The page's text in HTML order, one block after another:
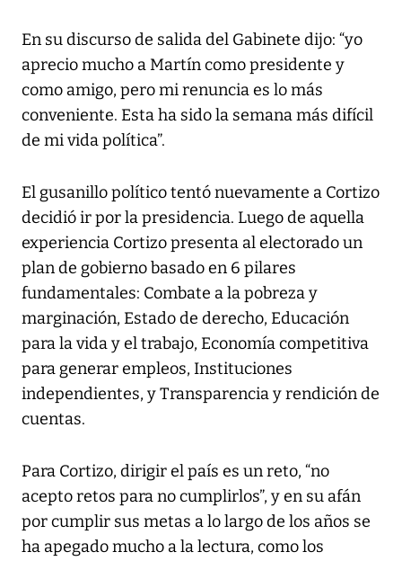
En su discurso de salida del Gabinete dijo: “yo
aprecio mucho a Martín como presidente y
como amigo, pero mi renuncia es lo más
conveniente. Esta ha sido la semana más difícil
de mi vida política”.
El gusanillo político tentó nuevamente a Cortizo
decidió ir por la presidencia. Luego de aquella
experiencia Cortizo presenta al electorado un
plan de gobierno basado en 6 pilares
fundamentales: Combate a la pobreza y
marginación, Estado de derecho, Educación
para la vida y el trabajo, Economía competitiva
para generar empleos, Instituciones
independientes, y Transparencia y rendición de
cuentas.
Para Cortizo, dirigir el país es un reto, “no
acepto retos para no cumplirlos”, y en su afán
por cumplir sus metas a lo largo de los años se
ha apegado mucho a la lectura, como los